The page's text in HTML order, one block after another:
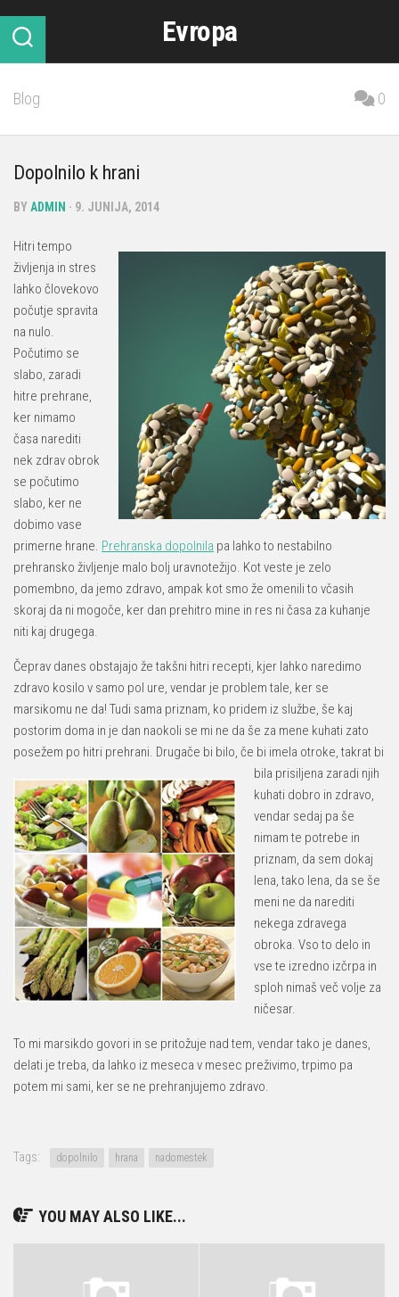
content
Evropa
Blog 0
Dopolnilo k hrani
BYADMIN · 9. JUNIJA, 2014
Hitri tempo
življenja in stres
lahko človekovo
počutje spravita
na nulo.
Počutimo se
slabo, zaradi
hitre prehrane,
ker nimamo
časa narediti
nek zdrav obrok
se počutimo
slabo, ker ne
dobimo vase
primerne hrane. Prehranska dopolnila pa lahko to nestabilno
prehransko življenje malo bolj uravnotežijo. Kot veste je zelo
pomembno, da jemo zdravo, ampak kot smo že omenili to včasih
skoraj da ni mogoče, ker dan prehitro mine in res ni časa za kuhanje
niti kaj drugega.
Čeprav danes obstajajo že takšni hitri recepti, kjer lahko naredimo
zdravo kosilo v samo pol ure, vendar je problem tale, ker se
marsikomu ne da! Tudi sama priznam, ko pridem iz službe, še kaj
postorim doma in je dan naokoli se mi ne da še za mene kuhati zato
posežem po hitri prehrani. Drugače bi bilo, če bi imela otroke, takrat bi
bila prisiljena zaradi njih
kuhati dobro in zdravo,
vendar sedaj pa še
nimam te potrebe in
priznam, da sem dokaj
lena, tako lena, da se še
meni ne da narediti
nekega zdravega
obroka. Vso to delo in
vse te izredno izčrpa in
sploh nimaš več volje za
ničesar.
To mi marsikdo govori in se pritožuje nad tem, vendar tako je danes,
delati je treba, da lahko iz meseca v mesec preživimo, trpimo pa
potem mi sami, ker se ne prehranjujemo zdravo.
Tags: dopolnilo hrana nadomestek
YOU MAY ALSO LIKE...